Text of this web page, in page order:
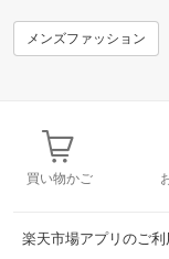
メンズファッション
買い物かご
楽天市場アプリのご利